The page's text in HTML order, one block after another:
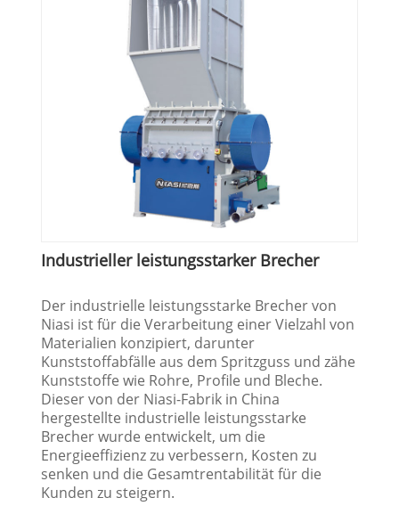
Industrieller leistungsstarker Brecher
Der industrielle leistungsstarke Brecher von
Niasi ist für die Verarbeitung einer Vielzahl von
Materialien konzipiert, darunter
Kunststoffabfälle aus dem Spritzguss und zähe
Kunststoffe wie Rohre, Profile und Bleche.
Dieser von der Niasi-Fabrik in China
hergestellte industrielle leistungsstarke
Brecher wurde entwickelt, um die
Energieeffizienz zu verbessern, Kosten zu
senken und die Gesamtrentabilität für die
Kunden zu steigern.